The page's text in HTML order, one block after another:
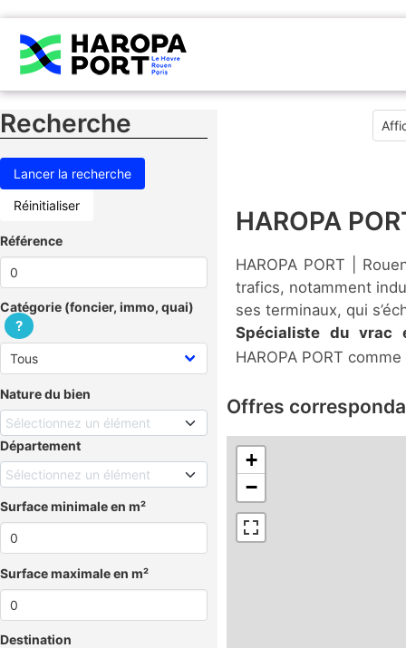
Recherche
Réinitialiser
Référence
Catégorie (foncier, immo, quai)
?
Nature du bien
Sélectionnez un élément
Département
Sélectionnez un élément
Surface minimale en m²
Surface maximale en m²
Destination
HAROPA
HAROPA PORT |
trafics, notamment
ses terminaux, qui
Spécialiste du vrac
HAROPA PORT comme
Offres
+
−